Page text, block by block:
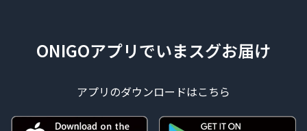
ONIGOアプリでいまスグお届け
アプリのダウンロードはこちら